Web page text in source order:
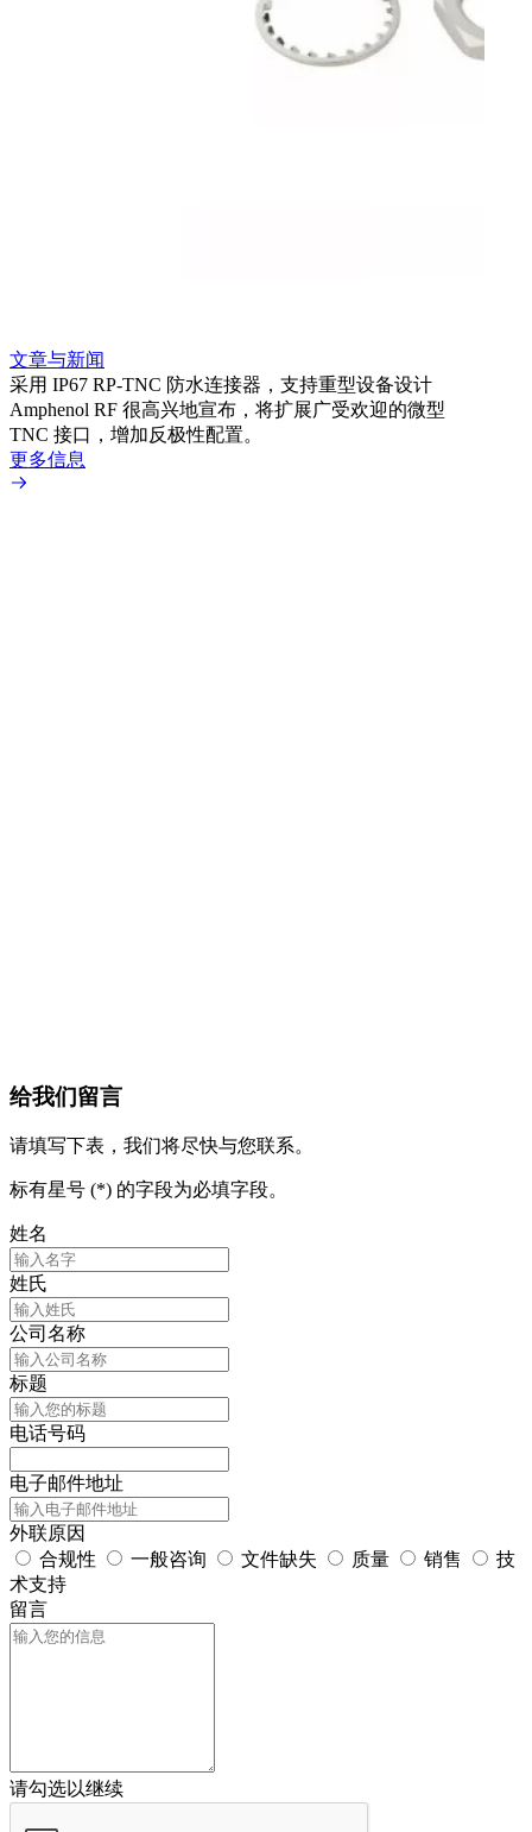
文章与新闻
采用 IP67 RP-TNC 防水连接器，支持重型设备设计
Amphenol RF 很高兴地宣布，将扩展广受欢迎的微型
TNC 接口，增加反极性配置。
更多信息
给我们留言
请填写下表，我们将尽快与您联系。
标有星号 (*) 的字段为必填字段。
姓名
姓氏
公司名称
标题
电话号码
电子邮件地址
外联原因
合规性
一般咨询 文件缺失 质量 销售
技
术支持
留言
请勾选以继续